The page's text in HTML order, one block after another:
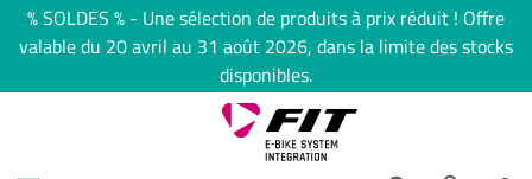
principal
% SOLDES % - Une sélection de produits à prix réduit ! Offre
valable du 20 avril au 31 août 2026, dans la limite des stocks
disponibles.